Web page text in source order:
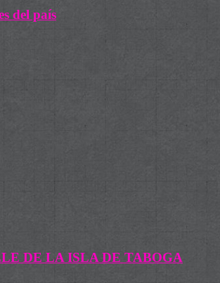
del país
DE LA ISLA DE TABOGA